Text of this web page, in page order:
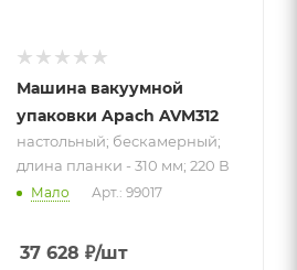
Машина вакуумной
упаковки Apach AVM312
настольный; бескамерный;
длина планки - 310 мм; 220 В
Мало Арт.: 99017
37 628 ₽/шт